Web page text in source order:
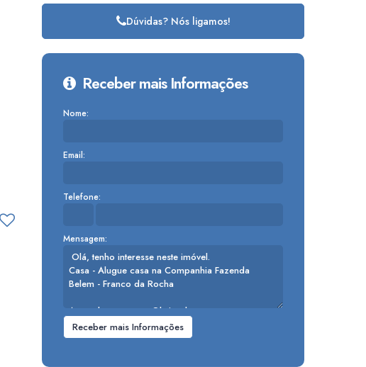
Dúvidas? Nós ligamos!
Receber mais Informações
Nome:
Email:
Telefone:
Mensagem: